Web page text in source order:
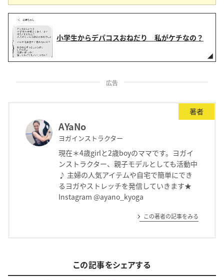
小学生からデパコスおねだり 私がケチなの？
広告
著者
AYaNo
ヨガインストラクター
現在＊4歳girlと2歳boyのママです。ヨガイ
ンストラクター、親子モデルとしても活動中
♪ 主婦の人気アイテムや自宅で簡単にでき
るヨガやストレッチを発信していきます★
Instagram @ayano_kyoga
この著者の記事をみる
この記事をシェアする